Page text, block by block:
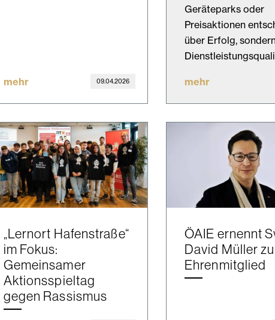
mehr 09.04.2026
Geräteparks oder
Preisaktionen
über Erfolg,
mehr
„Lernort Hafenstraße“
im Fokus:
Gemeinsamer
Aktionsspieltag
gegen Rassismus
ÖAIE ernennt
David Müller
Ehrenmitglied